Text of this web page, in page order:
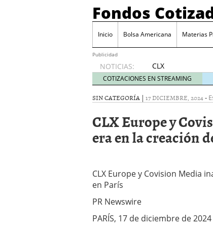
Fondos
Inicio Bolsa Americana Materias
Publicidad
NOTICIAS:
CLX
Europe y
Covision
Media
nueva
era en la
en París
COTIZACIONES EN STREAMING
SIN CATEGORÍA | 17 DICIEMBRE, 2024-
CLX Europe y
era en la creación
CLX Europe y Covision Media
en París
PR Newswire
PARÍS, 17 de diciembre de 2024